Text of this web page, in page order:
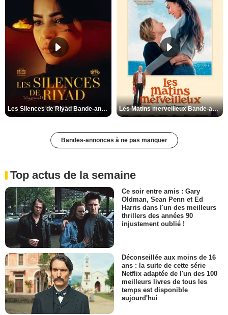
Les Silences de Riyad Bande-annonce VO STFR Les Matins merveilleux Bande-annonce VF
Bandes-annonces à ne pas manquer
Top actus de la semaine
Ce soir entre amis : Gary
Oldman, Sean Penn et Ed
Harris dans l'un des meilleurs
thrillers des années 90
injustement oublié !
Déconseillée aux moins de 16
ans : la suite de cette série
Netflix adaptée de l'un des 100
meilleurs livres de tous les
temps est disponible
aujourd'hui